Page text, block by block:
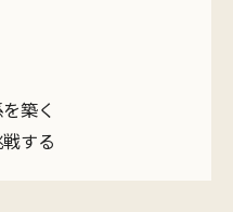
築く
する